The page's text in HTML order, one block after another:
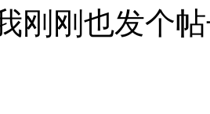
刚刚也发个